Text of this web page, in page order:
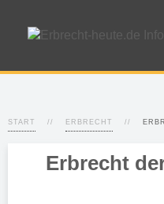
START ERBRECHT
Erbrecht